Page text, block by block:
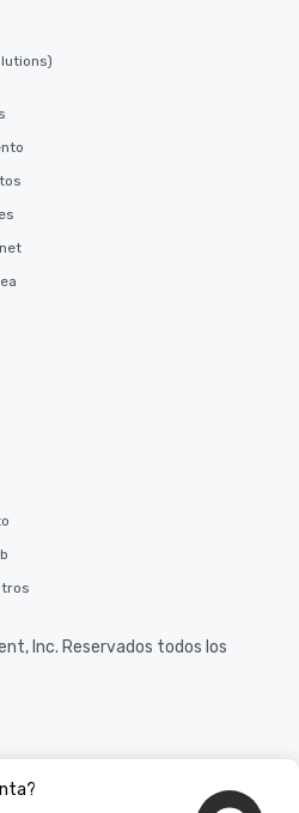
Inc. Reservados todos los